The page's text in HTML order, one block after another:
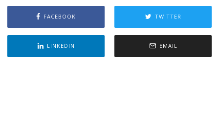
FACEBOOK TWITTER
LINKEDIN EMAIL